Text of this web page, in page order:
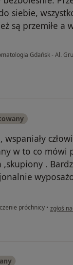
siebie,
są przemiłe a
Gdańsk - Al.
w to co mówi
.
próchnicy • w opinii
zgłoś